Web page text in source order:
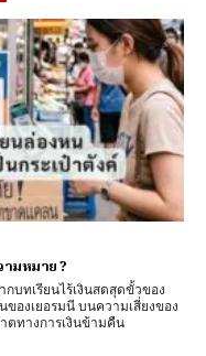
มหมาย ?
กบทเรียนไร้เงินสดสุดขั้วของ
องเยอรมนี บนความเสี่ยงของ
ตทางการเงินข้ามคืน